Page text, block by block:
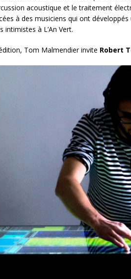
acoustique et le traitement
à des musiciens qui ont
intimistes à L’An Vert.
Tom Malmendier invite Robert